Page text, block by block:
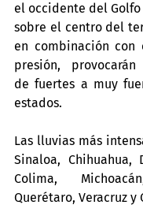
el occidente del
sobre el centro del
en combinación con
presión,
de fuertes a muy
estados.
Las lluvias más
Sinaloa, Chihuahua,
Colima,
Querétaro, Veracruz y